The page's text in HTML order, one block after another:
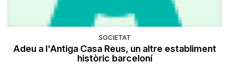
SOCIETAT
Adeu a l'Antiga Casa Reus, un altre establiment
històric barceloní